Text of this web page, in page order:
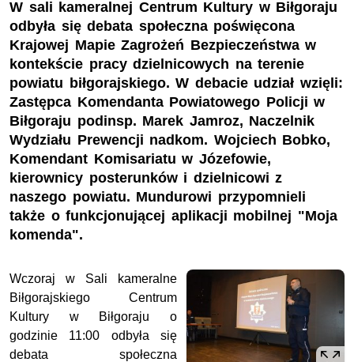
W sali kameralnej Centrum Kultury w Biłgoraju
odbyła się debata społeczna poświęcona
Krajowej Mapie Zagrożeń Bezpieczeństwa w
kontekście pracy dzielnicowych na terenie
powiatu biłgorajskiego. W debacie udział wzięli:
Zastępca Komendanta Powiatowego Policji w
Biłgoraju podinsp. Marek Jamroz, Naczelnik
Wydziału Prewencji nadkom. Wojciech Bobko,
Komendant Komisariatu w Józefowie,
kierownicy posterunków i dzielnicowi z
naszego powiatu. Mundurowi przypomnieli
także o funkcjonującej aplikacji mobilnej "Moja
komenda".
Wczoraj w Sali kameralne
Biłgorajskiego Centrum
Kultury w Biłgoraju o
godzinie 11:00 odbyła się
debata społeczna